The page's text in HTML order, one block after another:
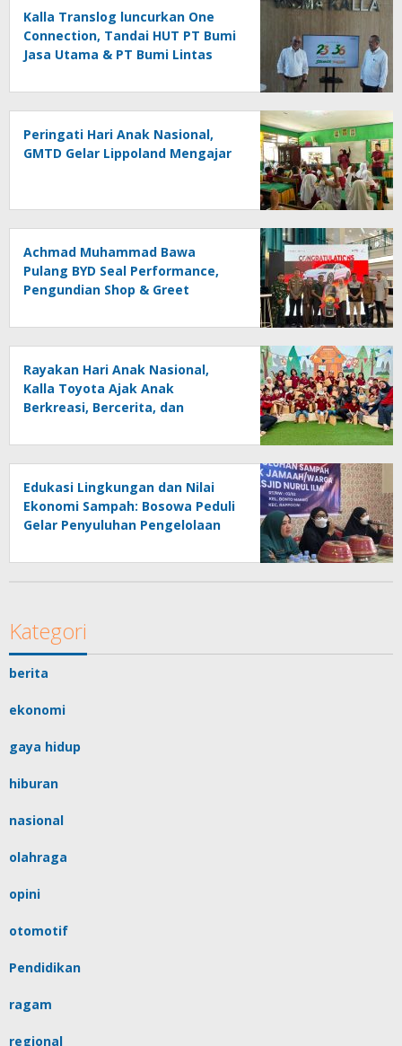
Kalla Translog luncurkan One
Connection, Tandai HUT PT Bumi
Jasa Utama & PT Bumi Lintas
Peringati Hari Anak Nasional,
GMTD Gelar Lippoland Mengajar
Achmad Muhammad Bawa
Pulang BYD Seal Performance,
Pengundian Shop & Greet
Disaksikan Publik
Rayakan Hari Anak Nasional,
Kalla Toyota Ajak Anak
Berkreasi, Bercerita, dan
melalui KIDDO
Edukasi Lingkungan dan Nilai
Ekonomi Sampah: Bosowa Peduli
Gelar Penyuluhan Pengelolaan
Kategori
berita
ekonomi
gaya hidup
hiburan
nasional
olahraga
opini
otomotif
Pendidikan
ragam
regional